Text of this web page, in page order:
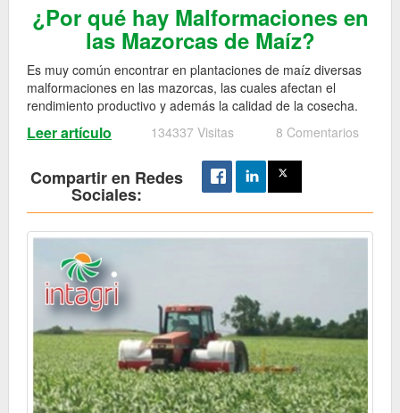
¿Por qué hay Malformaciones en
las Mazorcas de Maíz?
Es muy común encontrar en plantaciones de maíz diversas
malformaciones en las mazorcas, las cuales afectan el
rendimiento productivo y además la calidad de la cosecha.
Leer artículo 134337 Visitas 8 Comentarios
Compartir en Redes
Sociales: